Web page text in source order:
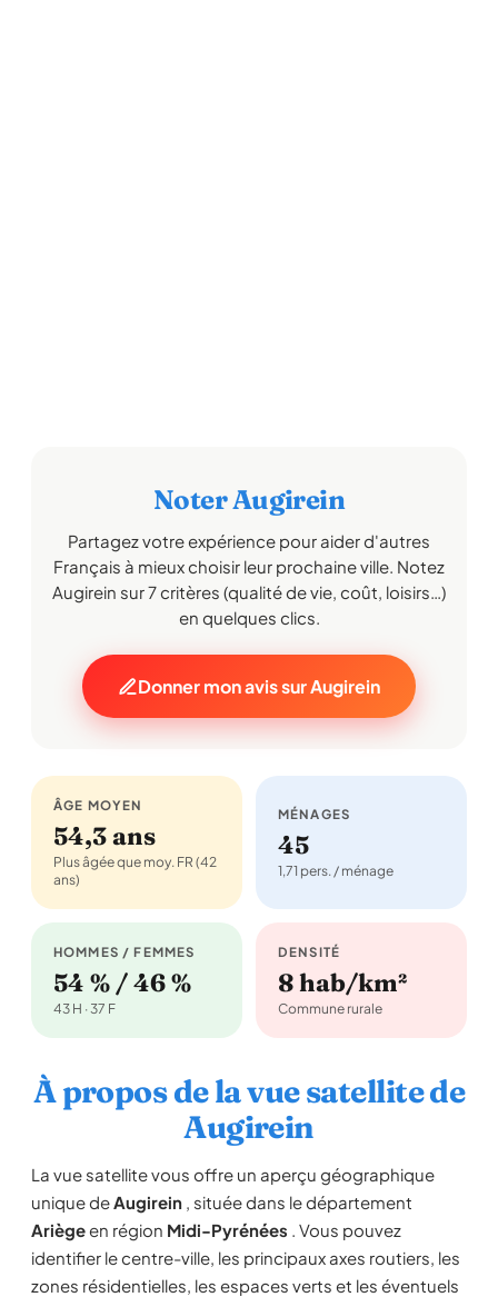
Noter Augirein
Partagez votre expérience pour aider d'autres
Français à mieux choisir leur prochaine ville. Notez
Augirein sur 7 critères (qualité de vie, coût, loisirs…)
en quelques clics.
Donner mon avis sur Augirein
ÂGE MOYEN
54,3 ans
Plus âgée que moy. FR (42
ans)
MÉNAGES
45
1,71 pers. / ménage
HOMMES / FEMMES
54 % / 46 %
43 H · 37 F
DENSITÉ
8 hab/km²
Commune rurale
À propos de la vue satellite de
Augirein
La vue satellite vous offre un aperçu géographique
unique deAugirein , située dans le département
Ariègeen région Midi-Pyrénées . Vous pouvez
identifier le centre-ville, les principaux axes routiers, les
zones résidentielles, les espaces verts et les éventuels